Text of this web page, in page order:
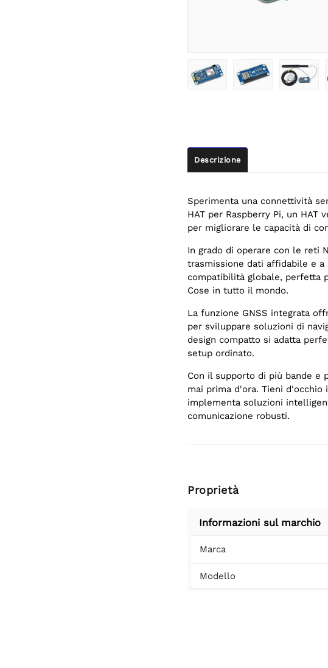
Descrizione
Sperimenta una connettività
HAT per Raspberry Pi, un HAT
per migliorare le capacità di
In grado di operare con le reti
trasmissione dati affidabile e a
compatibilità globale, perfetta
Cose in tutto il mondo.
La funzione GNSS integrata
per sviluppare soluzioni di
design compatto si adatta
setup ordinato.
Con il supporto di più bande
mai prima d'ora. Tieni
implementa soluzioni
comunicazione robusti.
Proprietà
Informazioni sul marchio
Marca
Modello